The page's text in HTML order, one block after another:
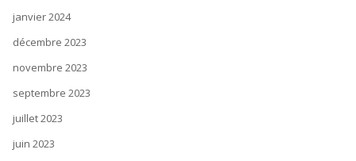
janvier 2024
décembre 2023
novembre 2023
septembre 2023
juillet 2023
juin 2023